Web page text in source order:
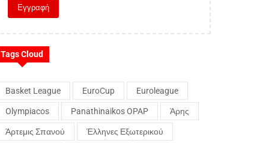
Tags Cloud
Basket League EuroCup Euroleague
Olympiacos Panathinaikos OPAP Άρης
Άρτεμις Σπανού Έλληνες Εξωτερικού